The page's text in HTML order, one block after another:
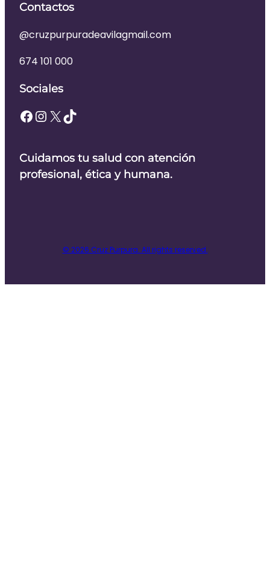
Contactos
@cruzpurpuradeavilagmail.com
674 101 000
Sociales
Facebook InstagramX TikTok
Cuidamos tu salud con atención
profesional, ética y humana.
© 2026 Cruz Purpura. All rights reserved.